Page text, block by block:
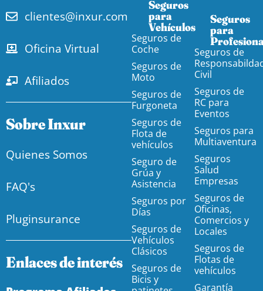
clientes@inxur.com
Oficina Virtual
Afiliados
Sobre Inxur
Quienes Somos
FAQ's
Pluginsurance
Enlaces de interés
Seguros
para
Vehículos​
Seguros de
Coche
Seguros de
Moto
Seguros de
Furgoneta
Seguros de
Flota de
vehículos
Seguro de
Grúa y
Asistencia
Seguros por
Días
Seguros de
Vehículos
Clásicos
Seguros de
Bicis y
Seguros
para
Seguros de
Civil
Seguros de
RC para
Eventos
Seguros para
Multiaventura
Seguros
Salud
Empresas
Seguros de
Oficinas,
Comercios y
Locales
Seguros de
Flotas de
vehículos
Garantía